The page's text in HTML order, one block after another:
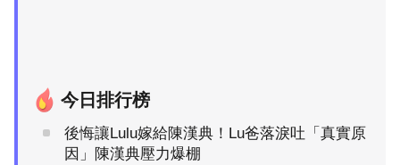
今日排行榜
後悔讓Lulu嫁給陳漢典！Lu爸落淚吐「真實原
因」陳漢典壓力爆棚